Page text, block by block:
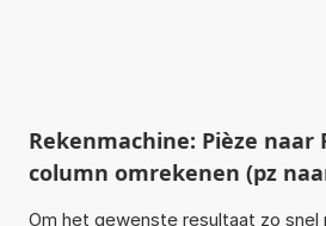
Rekenmachine: Pièze naar
column omrekenen (pz
Om het gewenste resultaat zo snel